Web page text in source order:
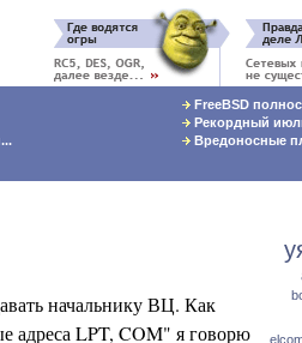
FreeBSD
Рекордный
Вредоносные
начальнику ВЦ. Как
адреса LPT, COM" я говорю